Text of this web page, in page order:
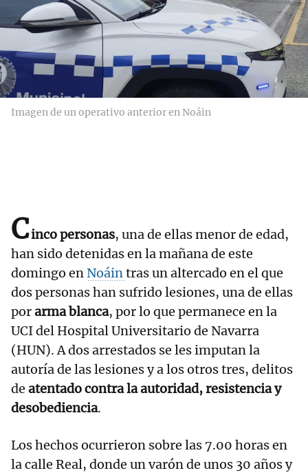
Imagen de un operativo anterior en Noáin
Cinco personas, una de ellas menor de edad,
han sido detenidas en la mañana de este
domingo en Noáintras un altercado en el que
dos personas han sufrido lesiones, una de ellas
porarma blanca, por lo que permanece en la
UCI del Hospital Universitario de Navarra
(HUN). A dos arrestados se les imputan la
autoría de las lesiones y a los otros tres, delitos
de atentado contra la autoridad, resistencia y
desobediencia.
Los hechos ocurrieron sobre las 7.00 horas en
la calle Real, donde un varón de unos 30 años y